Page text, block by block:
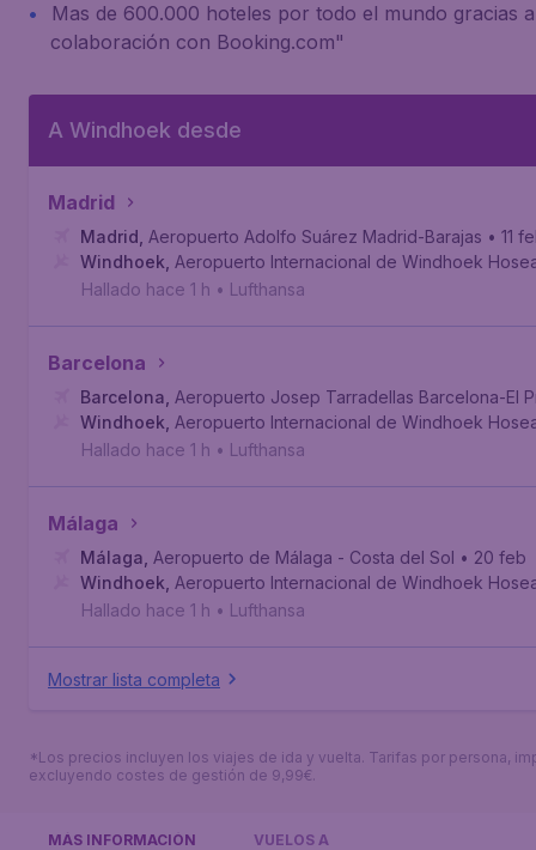
Mas de 600.000 hoteles por todo el mundo gracias
colaboración con Booking.com"
A Windhoek desde
Madrid
Madrid Aeropuerto Adolfo Suárez Madrid-Barajas • 11
Windhoek Aeropuerto Internacional de Windhoek
Hallado hace 1 h • Lufthansa
Barcelona
Barcelona Aeropuerto Josep Tarradellas Barcelona-El
Windhoek Aeropuerto Internacional de Windhoek
Hallado hace 1 h • Lufthansa
Málaga
Málaga Aeropuerto de Málaga - Costa del Sol • 20 feb
Windhoek Aeropuerto Internacional de Windhoek
Hallado hace 1 h • Lufthansa
Mostrar lista completa
*Los precios incluyen los viajes de ida y vuelta. Tarifas por persona,
excluyendo costes de gestión de 9,99€.
MÁS INFORMACIÓN VUELOS A